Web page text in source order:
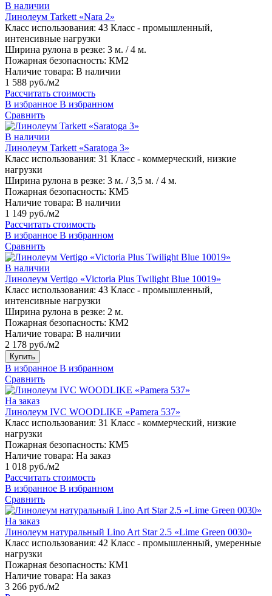
В наличии
Линолеум Tarkett «Nara 2»
Класс использования: 43 Класс - промышленный,
интенсивные нагрузки
Ширина рулона в резке: 3 м. / 4 м.
Пожарная безопасность: КМ2
Наличие товара: В наличии
1 588 руб./м2
Рассчитать стоимость
В избранное В избранном
Сравнить
В наличии
Линолеум Tarkett «Saratoga 3»
Класс использования: 31 Класс - коммерческий, низкие
нагрузки
Ширина рулона в резке: 3 м. / 3,5 м. / 4 м.
Пожарная безопасность: КМ5
Наличие товара: В наличии
1 149 руб./м2
Рассчитать стоимость
В избранное В избранном
Сравнить
В наличии
Линолеум Vertigo «Victoria Plus Twilight Blue 10019»
Класс использования: 43 Класс - промышленный,
интенсивные нагрузки
Ширина рулона в резке: 2 м.
Пожарная безопасность: КМ2
Наличие товара: В наличии
2 178 руб./м2
Купить
В избранное В избранном
Сравнить
На заказ
Линолеум IVC WOODLIKE «Pamera 537»
Класс использования: 31 Класс - коммерческий, низкие
нагрузки
Пожарная безопасность: КМ5
Наличие товара: На заказ
1 018 руб./м2
Рассчитать стоимость
В избранное В избранном
Сравнить
На заказ
Линолеум натуральный Lino Art Star 2.5 «Lime Green 0030»
Класс использования: 42 Класс - промышленный, умеренные
нагрузки
Пожарная безопасность: КМ1
Наличие товара: На заказ
3 266 руб./м2